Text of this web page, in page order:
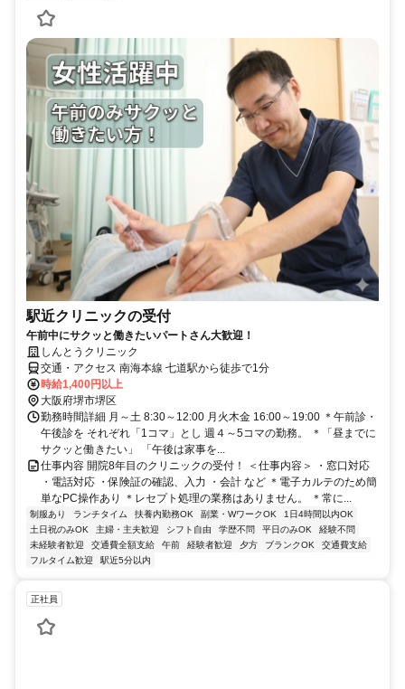
駅近クリニックの受付
午前中にサクッと働きたいパートさん大歓迎！
しんとうクリニック
交通・アクセス 南海本線 七道駅から徒歩で1分
時給1,400円以上
大阪府堺市堺区
勤務時間詳細 月～土 8:30～12:00 月火木金 16:00～19:00 ＊午前診・
午後診を それぞれ「1コマ」とし 週４～5コマの勤務。 ＊「昼までに
サクッと働きたい」 「午後は家事を...
仕事内容 開院8年目のクリニックの受付！ ＜仕事内容＞ ・窓口対応
・電話対応 ・保険証の確認、入力 ・会計 など ＊電子カルテのため簡
単なPC操作あり ＊レセプト処理の業務はありません。 ＊常に...
制服あり ランチタイム 扶養内勤務OK 副業・WワークOK
1日4時間以内OK
土日祝のみOK
主婦・主夫歓迎 シフト自由 学歴不問 平日のみOK
経験不問
未経験者歓迎
交通費全額支給 午前 経験者歓迎 夕方 ブランクOK
交通費支給
フルタイム歓迎
駅近5分以内
正社員